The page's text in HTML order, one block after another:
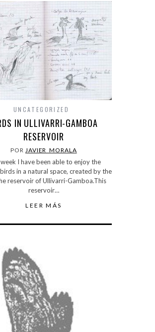
UNCATEGORIZED
IN ULLIVARRI-GAMBOA
RESERVOIR
POR JAVIER_MORALA
I have been able to enjoy the
in a natural space, created by the
reservoir of Ullivarri-Gamboa.This
reservoir…
LEER MÁS